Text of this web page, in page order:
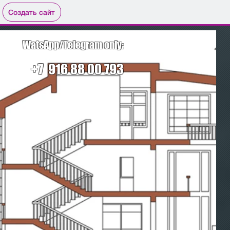
Создать сайт
WatsApp/Telegram only:
+7 916 88 00 793